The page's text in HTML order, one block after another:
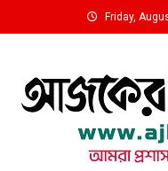
to
Friday,